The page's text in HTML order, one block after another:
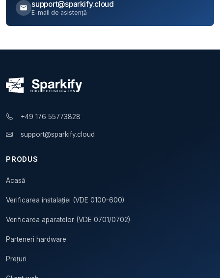
support@sparkify.cloud
E-mail de asistență
+49 176 55773828
support@sparkify.cloud
PRODUS
Acasă
Verificarea instalației (VDE 0100-600)
Verificarea aparatelor (VDE 0701/0702)
Parteneri hardware
Prețuri